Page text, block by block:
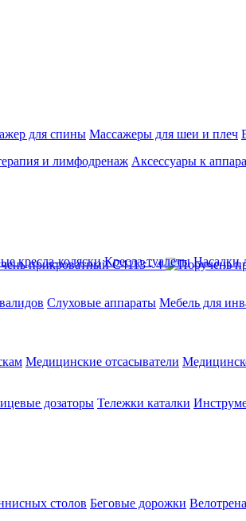
для спины Массажеры для шеи и плеч
и лимфодренаж Аксессуары к
кресла-коляски Кресла-туалеты Насадки
Слуховые аппараты Мебель для
Медицинские отсасыватели
дозаторы Тележки каталки
столов Беговые дорожки